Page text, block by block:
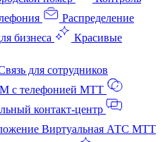
Распределение
бизнеса
Красивые
для сотрудников
с телефонией МТТ
контакт‑центр
Виртуальная АТС МТТ